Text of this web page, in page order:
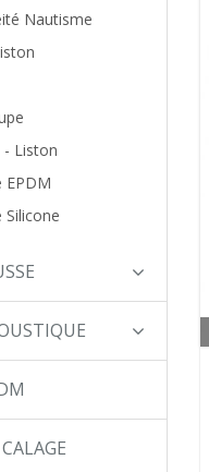
Nautisme
- Liston
EPDM